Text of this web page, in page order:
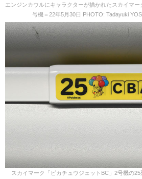
エンジンカウルにキャラクターが描かれたスカイマ
号機＝22年5月30日 PHOTO: Tadayuki
スカイマーク「ピカチュウジェットBC」2号機の